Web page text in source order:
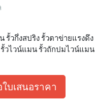
รั้วกึ่งสปริง รั้วตาข่ายแรงดึง
รั้วไวน์แมน รั้วถักปมไวน์แมน
บเสนอราคา